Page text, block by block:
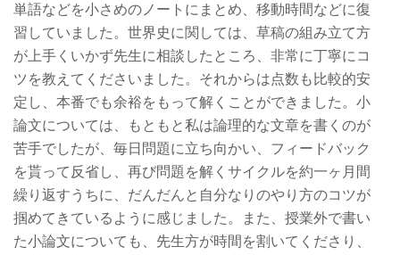
単語などを小さめのノートにまとめ、移動時間などに復
習していました。世界史に関しては、草稿の組み立て方
が上手くいかず先生に相談したところ、非常に丁寧にコ
ツを教えてくださいました。それからは点数も比較的安
定し、本番でも余裕をもって解くことができました。小
論文については、もともと私は論理的な文章を書くのが
苦手でしたが、毎日問題に立ち向かい、フィードバック
を貰って反省し、再び問題を解くサイクルを約一ヶ月間
繰り返すうちに、だんだんと自分なりのやり方のコツが
掴めてきているように感じました。また、授業外で書い
た小論文についても、先生方が時間を割いてくださり、